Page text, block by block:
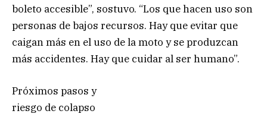
boleto accesible”, sostuvo. “Los que hacen uso son
personas de bajos recursos. Hay que evitar que
caigan más en el uso de la moto y se produzcan
más accidentes. Hay que cuidar al ser humano”.
Próximos pasos y
riesgo de colapso